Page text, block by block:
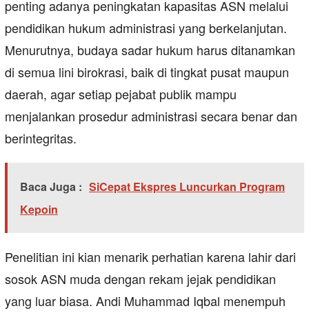
penting adanya peningkatan kapasitas ASN melalui
pendidikan hukum administrasi yang berkelanjutan.
Menurutnya, budaya sadar hukum harus ditanamkan
di semua lini birokrasi, baik di tingkat pusat maupun
daerah, agar setiap pejabat publik mampu
menjalankan prosedur administrasi secara benar dan
berintegritas.
Baca Juga : SiCepat Ekspres Luncurkan Program
Kepoin
Penelitian ini kian menarik perhatian karena lahir dari
sosok ASN muda dengan rekam jejak pendidikan
yang luar biasa. Andi Muhammad Iqbal menempuh